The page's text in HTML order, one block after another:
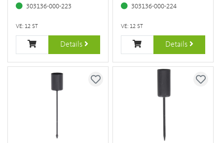
303136-000-223
VE: 12 ST
Details
303136-000-224
VE: 12 ST
Details